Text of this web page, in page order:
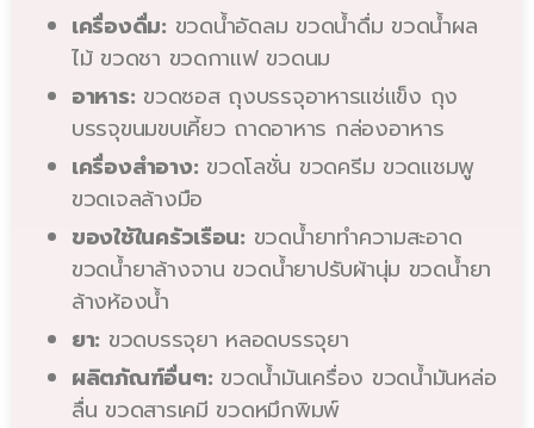
เครื่องดื่ม: ขวดน้ำอัดลม ขวดน้ำดื่ม ขวดน้ำผล
ไม้ ขวดชา ขวดกาแฟ ขวดนม
อาหาร: ขวดซอส ถุงบรรจุอาหารแช่แข็ง ถุง
บรรจุขนมขบเคี้ยว ถาดอาหาร กล่องอาหาร
เครื่องสำอาง: ขวดโลชั่น ขวดครีม ขวดแชมพู
ขวดเจลล้างมือ
ของใช้ในครัวเรือน: ขวดน้ำยาทำความสะอาด
ขวดน้ำยาล้างจาน ขวดน้ำยาปรับผ้านุ่ม ขวดน้ำยา
ล้างห้องน้ำ
ยา: ขวดบรรจุยา หลอดบรรจุยา
ผลิตภัณฑ์อื่นๆ: ขวดน้ำมันเครื่อง ขวดน้ำมันหล่อ
ลื่น ขวดสารเคมี ขวดหมึกพิมพ์